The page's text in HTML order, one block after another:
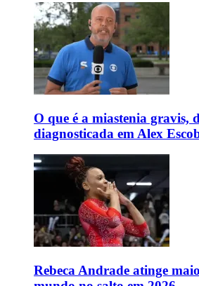
O que é a miastenia gravis,
diagnosticada em Alex
Rebeca Andrade atinge